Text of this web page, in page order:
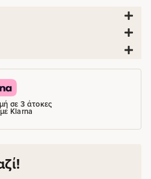
σε 3 άτοκες
Klarna